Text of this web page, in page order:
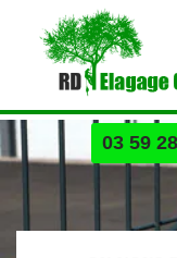
03 59